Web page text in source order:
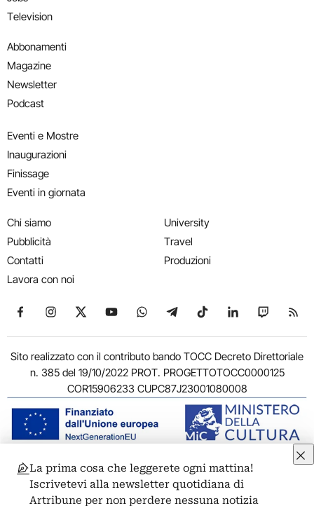
Television
Abbonamenti
Magazine
Newsletter
Podcast
Eventi e Mostre
Inaugurazioni
Finissage
Eventi in giornata
Chi siamo
Pubblicità
Contatti
Lavora con noi
University
Travel
Produzioni
Seguici su Facebook
Seguici su Instagram
Seguici su X
Seguici su YouTube
Seguici su WhatsApp
Seguici su Telegram
Seguici su TikTok
Seguici su
Seguici
Sito realizzato con il contributo bando TOCC Decreto Direttoriale
n. 385 del 19/10/2022 PROT. PROGETTOTOCC0000125
COR15906233 CUPC87J23001080008
© 2011-2026 ARTRIBUNE srl – Corso Vittorio Emanuele II, 287 –
00186 Roma - P.I. 11381581005
La prima cosa che leggerete ogni mattina!
Iscrivetevi alla newsletter quotidiana di
Artribune per non perdere nessuna notizia